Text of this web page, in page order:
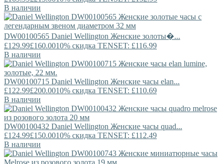
В наличии
DW00100565 Daniel Wellington Женские золоты�...
£129.99£160.0010% скидка TENSET: £116.99
В наличии
DW00100715 Daniel Wellington Женские часы elan...
£122.99£200.0010% скидка TENSET: £110.69
В наличии
DW00100432 Daniel Wellington Женские часы quad...
£124.99£150.0010% скидка TENSET: £112.49
В наличии